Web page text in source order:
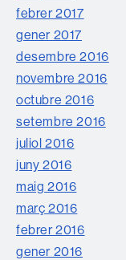
febrer 2017
gener 2017
desembre 2016
novembre 2016
octubre 2016
setembre 2016
juliol 2016
juny 2016
maig 2016
març 2016
febrer 2016
gener 2016